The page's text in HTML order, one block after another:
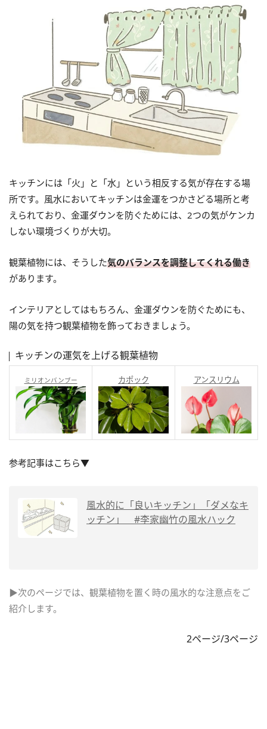
キッチンには「火」と「水」という相反する気が存在する場
所です。風水においてキッチンは金運をつかさどる場所と考
えられており、金運ダウンを防ぐためには、2つの気がケンカ
しない環境づくりが大切。
観葉植物には、そうした気のバランスを調整してくれる働き
があります。
インテリアとしてはもちろん、金運ダウンを防ぐためにも、
陽の気を持つ観葉植物を飾っておきましょう。
キッチンの運気を上げる観葉植物
ミリオンバンブー カポック アンスリウム
参考記事はこちら▼
風水的に「良いキッチン」「ダメなキ
ッチン」 #李家幽竹の風水ハック
▶次のページでは、観葉植物を置く時の風水的な注意点をご
紹介します。
2ページ/3ページ